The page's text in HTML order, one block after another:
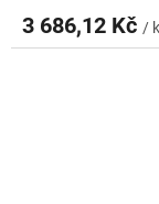
3 686,12 Kč /